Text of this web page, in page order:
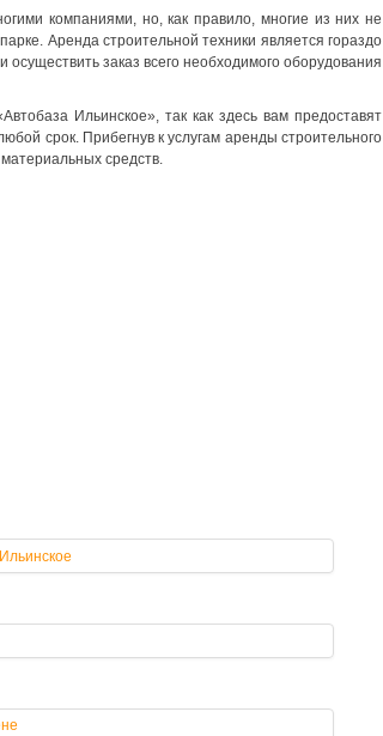
компаниями, но, как правило, многие из них не
Аренда строительной техники является гораздо
заказ всего необходимого оборудования
Ильинское», так как здесь вам предоставят
срок. Прибегнув к услугам аренды строительного
средств.